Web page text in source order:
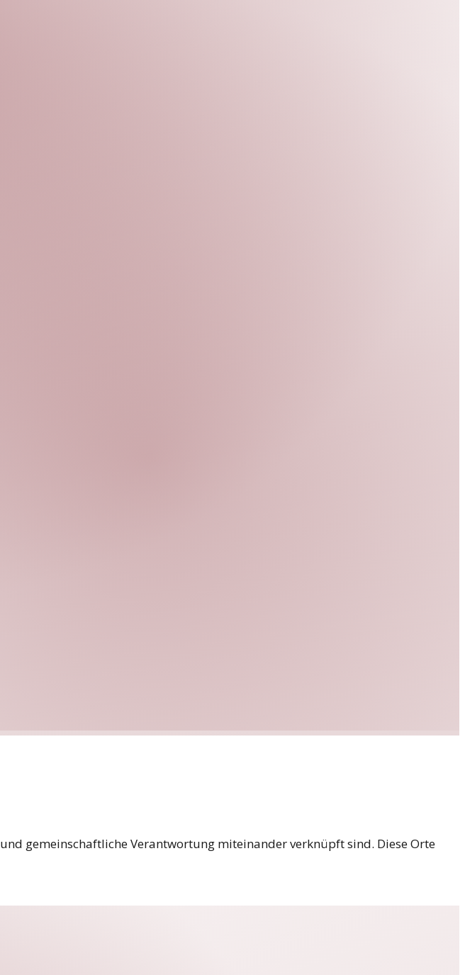
gemeinschaftliche Verantwortung miteinander verknüpft sind. Diese Orte